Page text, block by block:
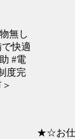
無し
快適
#電
度完
★☆お